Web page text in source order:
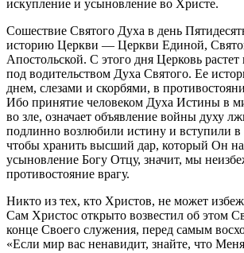
искупление и усыновление во Христе.
Сошествие Святого Духа в день
историю Церкви — Церкви Единой,
Апостольской. С этого дня Церковь растет
под водительством Духа Святого. Ее
днем, слезами и скорбями, в
Ибо принятие человеком Духа Истины в
во зле, означает объявление войны духу
подлинно возлюбили истину и вступили в
чтобы хранить высший дар, который Он
усыновление Богу Отцу, значит, мы
противостояние врагу.
Никто из тех, кто Христов, не может
Сам Христос открыто возвестил об этом
конце Своего служения, перед самым
«Если мир вас ненавидит, знайте, что